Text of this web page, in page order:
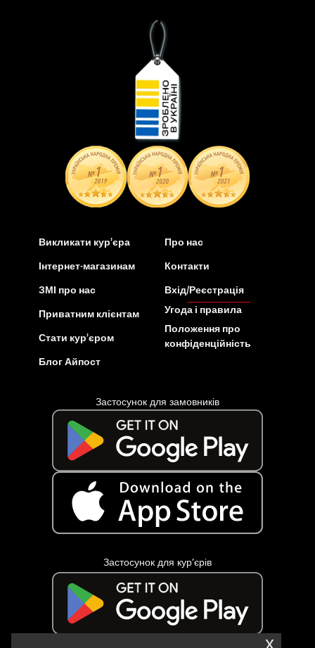
Викликати кур’єра
Інтернет-магазинам
ЗМІ про нас
Приватним клієнтам
Стати кур’єром
Блог Айпост
Про нас
Контакти
Вхід/Реєстрація
Угода і правила
Положення про
конфіденційність
Застосунок для замовників
Застосунок для кур’єрів
x